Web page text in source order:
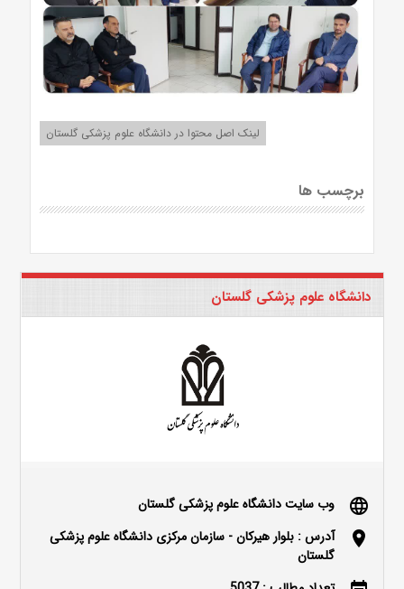
لینک اصل محتوا در دانشگاه علوم پزشکی گلستان
برچسب ها
دانشگاه علوم پزشکی گلستان
language وب سایت دانشگاه علوم پزشکی گلستان
location_on
آدرس : بلوار هیرکان - سازمان مرکزی دانشگاه علوم پزشکی
گلستان